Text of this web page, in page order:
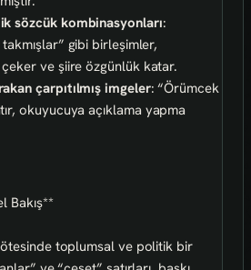
sözcük kombinasyonları:
gibi birleşimler,
ve şiire özgünlük katar.
çarpıtılmış imgeler: “Örümcek
okuyucuya açıklama yapma
Bakış**
ötesinde toplumsal ve politik bir